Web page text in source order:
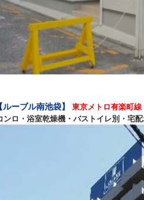
【ルーブル南池袋】 東京メトロ有楽町線
ンロ・浴室乾燥機・バストイレ別・宅配